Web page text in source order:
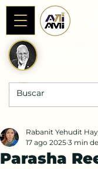
Parasha
Rabanit Yehudit
17 ago 2025 3 min